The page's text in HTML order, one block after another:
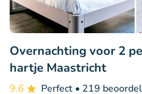
Overnachting voor 2
hartje Maastricht
9.6 Perfect • 219